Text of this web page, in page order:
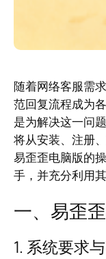
随着网络客服需
范回复流程成为
是为解决这一问
将从安装、注册
易歪歪电脑版的
手，并充分利用
一、易歪
1. 系统要求